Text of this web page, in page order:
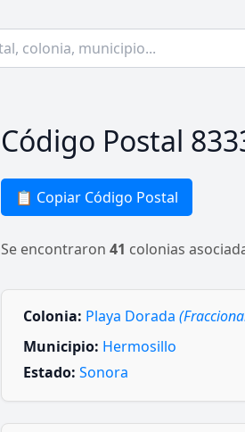
Código Postal
📋 Copiar Código Postal
Se encontraron 41 colonias
Colonia: Playa Dorada
Municipio: Hermosillo
Estado: Sonora